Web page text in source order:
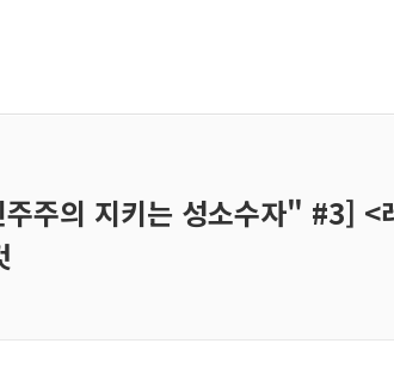
주의 지키는 성소수자" #3] <